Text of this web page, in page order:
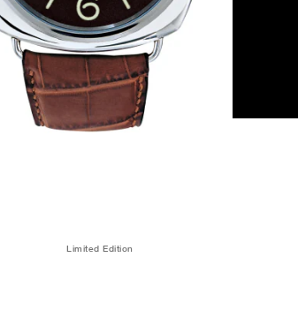
Limited Edition